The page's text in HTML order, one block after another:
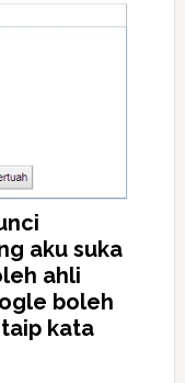
aku suka
ahli
boleh
kata